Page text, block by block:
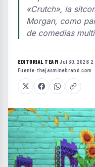
«Crutch», la
Morgan, como
de comedias
EDITORIAL TEAM·Jul 30, 2026·2
Fuente:thejasminebrand.com